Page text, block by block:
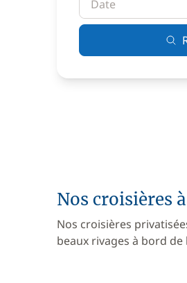
Nos croisières
Nos croisières
beaux rivages à bord